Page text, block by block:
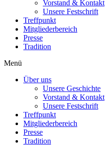
Vorstand & Kontakt
Unsere Festschrift
Treffpunkt
Mitgliederbereich
Presse
Tradition
Menü
Über uns
Unsere Geschichte
Vorstand & Kontakt
Unsere Festschrift
Treffpunkt
Mitgliederbereich
Presse
Tradition